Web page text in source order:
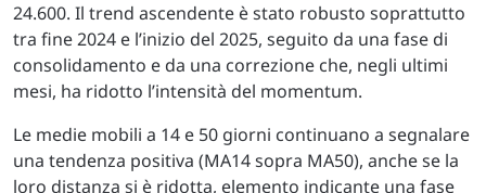
24.600. Il trend ascendente è stato robusto soprattutto
tra fine 2024 e l’inizio del 2025, seguito da una fase di
consolidamento e da una correzione che, negli ultimi
mesi, ha ridotto l’intensità del momentum.
Le medie mobili a 14 e 50 giorni continuano a segnalare
una tendenza positiva (MA14 sopra MA50), anche se la
loro distanza si è ridotta, elemento indicante una fase